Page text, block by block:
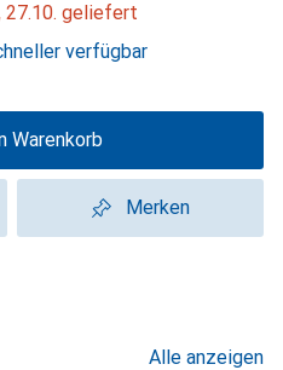
27.10. geliefert
verfügbar
Warenkorb
Merken
Alle anzeigen